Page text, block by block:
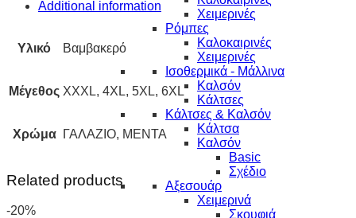
Χειμερινές
Ρόμπες
Καλοκαιρινές
Χειμερινές
Ισοθερμικά - Μάλλινα
Καλσόν
Κάλτσες
Κάλτσες & Καλσόν
Κάλτσα
Καλσόν
Basic
Σχέδιο
Αξεσουάρ
Χειμερινά
Σκουφιά
Additional information
Υλικό Βαμβακερό
Μέγεθος XXXL, 4XL, 5XL, 6XL
Χρώμα ΓΑΛΑΖΙΟ, ΜΕΝΤΑ
Related products
-20%